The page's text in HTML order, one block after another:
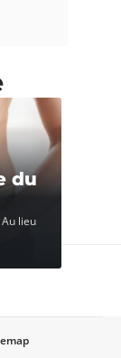
du
lieu